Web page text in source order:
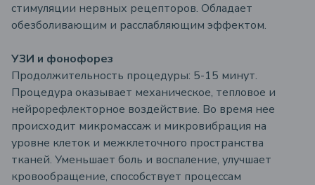
стимуляции нервных рецепторов. Обладает
обезболивающим и расслабляющим эффектом.
УЗИ и фонофорез
Продолжительность процедуры: 5-15 минут.
Процедура оказывает механическое, тепловое и
нейрорефлекторное воздействие. Во время нее
происходит микромассаж и микровибрация на
уровне клеток и межклеточного пространства
тканей. Уменьшает боль и воспаление, улучшает
кровообращение, способствует процессам